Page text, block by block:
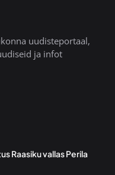
uudisteportaal,
ja infot
Raasiku vallas Perila